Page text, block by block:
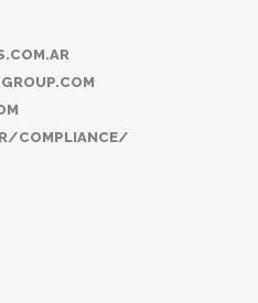
COMPLIANCE/